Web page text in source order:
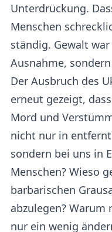
Unterdrückung.
Menschen
ständig. Gewalt
Ausnahme,
Der Ausbruch des
erneut gezeigt,
Mord und
nicht nur in
sondern bei uns in
Menschen? Wieso
barbarischen
abzulegen? Warum
nur ein wenig